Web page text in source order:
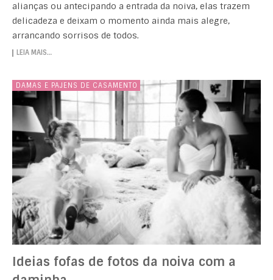
alianças ou antecipando a entrada da noiva, elas trazem
delicadeza e deixam o momento ainda mais alegre,
arrancando sorrisos de todos.
LEIA MAIS…
DAMAS E PAJENS DE CASAMENTO
Ideias fofas de fotos da noiva com a